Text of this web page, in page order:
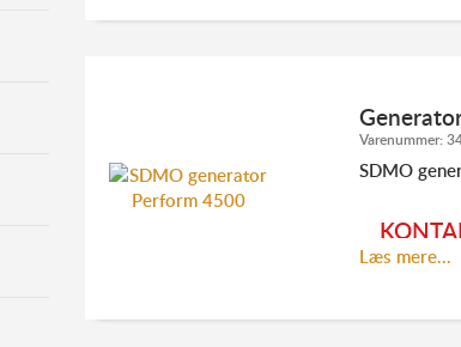
TLF. 70 23
Se SDMO
Varenummer:
SDMO
Læs mere...